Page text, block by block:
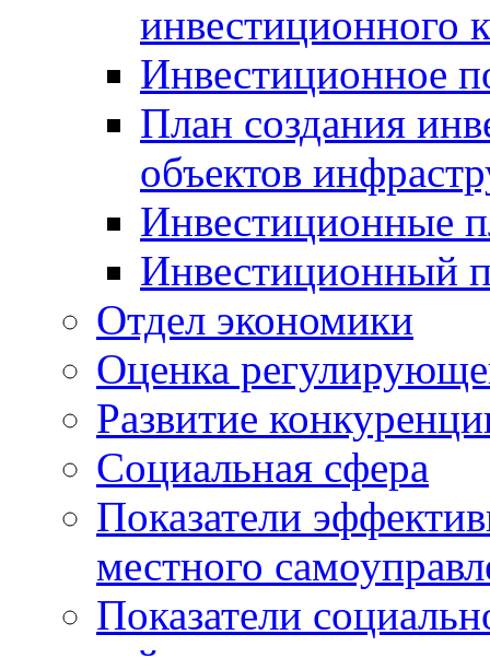
инвестиционного
Инвестиционное
План создания
объектов
Инвестиционные
Инвестиционный
Отдел экономики
Оценка
Развитие
Социальная сфера
Показатели
местного
Показатели